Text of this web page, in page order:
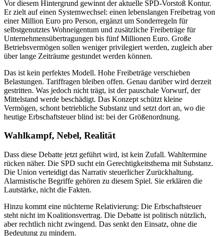
Vor diesem Hintergrund gewinnt der aktuelle SPD-Vorstoß Kontur.
Er zielt auf einen Systemwechsel: einen lebenslangen Freibetrag von
einer Million Euro pro Person, ergänzt um Sonderregeln für
selbstgenutztes Wohneigentum und zusätzliche Freibeträge für
Unternehmensübertragungen bis fünf Millionen Euro. Große
Betriebsvermögen sollen weniger privilegiert werden, zugleich aber
über lange Zeiträume gestundet werden können.
Das ist kein perfektes Modell. Hohe Freibeträge verschieben
Belastungen. Tariffragen bleiben offen. Genau darüber wird derzeit
gestritten. Was jedoch nicht trägt, ist der pauschale Vorwurf, der
Mittelstand werde beschädigt. Das Konzept schützt kleine
Vermögen, schont betriebliche Substanz und setzt dort an, wo die
heutige Erbschaftsteuer blind ist: bei der Größenordnung.
Wahlkampf, Nebel, Realität
Dass diese Debatte jetzt geführt wird, ist kein Zufall. Wahltermine
rücken näher. Die SPD sucht ein Gerechtigkeitsthema mit Substanz.
Die Union verteidigt das Narrativ steuerlicher Zurückhaltung.
Alarmistische Begriffe gehören zu diesem Spiel. Sie erklären die
Lautstärke, nicht die Fakten.
Hinzu kommt eine nüchterne Relativierung: Die Erbschaftsteuer
steht nicht im Koalitionsvertrag. Die Debatte ist politisch nützlich,
aber rechtlich nicht zwingend. Das senkt den Einsatz, ohne die
Bedeutung zu mindern.